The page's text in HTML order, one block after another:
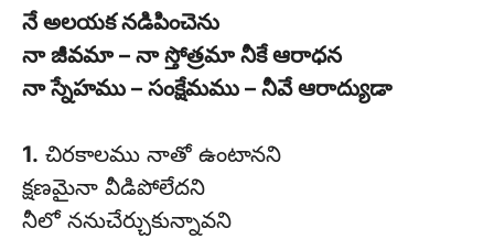
నే అలయక నడిపించెను
నా జీవమా – నా స్తోత్రమా నీకే ఆరాధన
నా స్నేహము – సంక్షేమము – నీవే ఆరాద్యుడా
1. చిరకాలము నాతో ఉంటానని
క్షణమైనా వీడిపోలేదని
నీలో ననుచేర్చుకున్నావని